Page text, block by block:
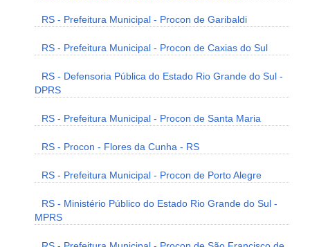
RS - Prefeitura Municipal - Procon de Garibaldi
RS - Prefeitura Municipal - Procon de Caxias do Sul
RS - Defensoria Pública do Estado Rio Grande do Sul -
DPRS
RS - Prefeitura Municipal - Procon de Santa Maria
RS - Procon - Flores da Cunha - RS
RS - Prefeitura Municipal - Procon de Porto Alegre
RS - Ministério Público do Estado Rio Grande do Sul -
MPRS